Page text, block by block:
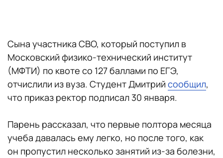
Сына участника СВО, который поступил в
Московский физико-технический институт
(МФТИ) по квоте со 127 баллами по ЕГЭ,
отчислили из вуза. Студент Дмитрий сообщил,
что приказ ректор подписал 30 января.
Парень рассказал, что первые полтора месяца
учеба давалась ему легко, но после того, как
он пропустил несколько занятий из-за болезни,